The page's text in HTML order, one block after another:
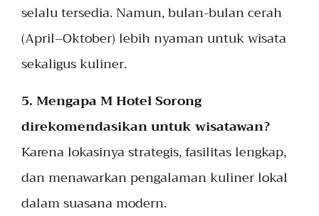
selalu tersedia. Namun, bulan-bulan cerah
(April–Oktober) lebih nyaman untuk wisata
sekaligus kuliner.
5. Mengapa M Hotel Sorong
direkomendasikan untuk wisatawan?
Karena lokasinya strategis, fasilitas lengkap,
dan menawarkan pengalaman kuliner lokal
dalam suasana modern.